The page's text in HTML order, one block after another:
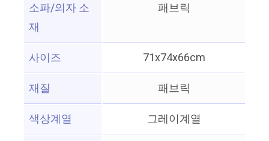
소파/의자 소
재
패브릭
사이즈
71x74x66cm
재질
패브릭
색상계열
그레이계열